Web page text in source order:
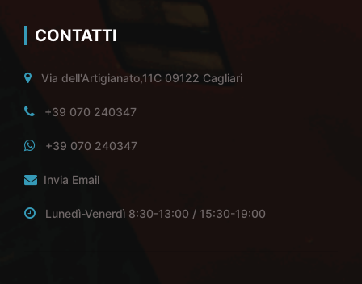
CONTATTI
Via dell'Artigianato,11C 09122 Cagliari
+39 070 240347
+39 070 240347
Invia Email
Lunedì-Venerdì 8:30-13:00 / 15:30-19:00